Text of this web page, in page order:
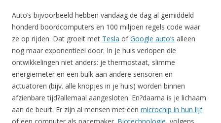
Auto’s bijvoorbeeld hebben vandaag de dag al gemiddeld
honderd boordcomputers en 100 miljoen regels code waar
ze op rijden. Dat groeit met Tesla ofGoogle auto’s alleen
nog maar exponentieel door. In je huis verlopen die
ontwikkelingen niet anders: je thermostaat, slimme
energiemeter en een bulk aan andere sensoren en
actuatoren (bijv. alle knopjes in je huis) worden binnen
afzienbare tijd?allemaal aangesloten. En?daarna is je lichaam
aan de beurt. Er zijn al mensen met een microchip in hun lijf